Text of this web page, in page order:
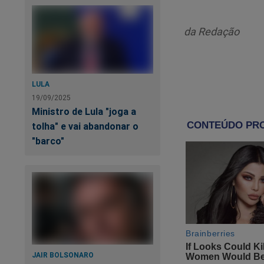
LULA
19/09/2025
Ministro de Lula "joga a
tolha" e vai abandonar o
"barco"
JAIR BOLSONARO
com dinheiro
ganhar um triplex
Só porque deu
invadissem e
Só porque
Só porque
de empregos para
da Redação